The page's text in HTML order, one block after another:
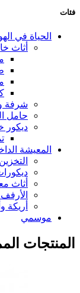
فئات
الحياة في
أثاث
شرفة
حامل
ديكور
المعيشة
أثاث
الأرفف
أريكة
موسمي
المنتجات